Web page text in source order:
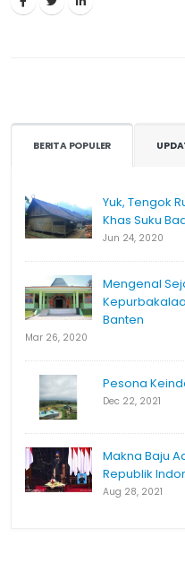
BERITA POPULER
Yuk, Tengok
Khas Suku
Jun 24, 2020
Mengenal
Banten
Mar 26, 2020
Pesona
Dec 22, 2021
Makna Baju
Republik
Aug 28, 2021